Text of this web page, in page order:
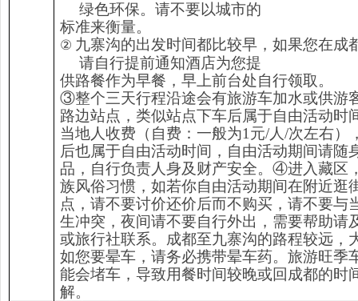
绿色环保。请不要以城市的
标准来衡量。
② 九寨沟的出发时间都比较早，如果您在成
请自行提前通知酒店为您提
供路餐作为早餐，早上前台处自行领取。
③整个三天行程沿途会有旅游车加水或供游
路边站点，类似站点下车后属于自由活动时
当地人收费（自费：一般为1元/人/次左右）
后也属于自由活动时间，自由活动期间请随
品，自行负责人身及财产安全。④进入藏区
族风俗习惯，如若你自由活动期间在附近逛
点，请不要讨价还价后而不购买，请不要与
生冲突，夜间请不要自行外出，需要帮助请
或旅行社联系。成都至九寨沟的路程较远，
如您要晕车，请务必携带晕车药。旅游旺季
能会堵车，导致用餐时间较晚或回成都的时
解。